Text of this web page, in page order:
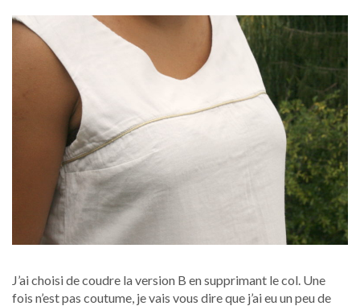
J’ai choisi de coudre la version B en supprimant le col. Une
fois n’est pas coutume, je vais vous dire que j’ai eu un peu de